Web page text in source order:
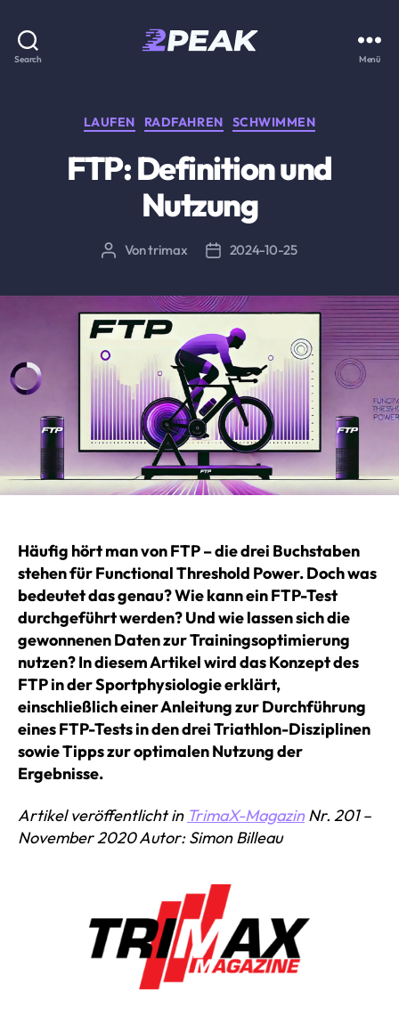
Search Menü
Kategorien
LAUFEN RADFAHREN SCHWIMMEN
FTP: Definition und
Nutzung
Beitragsautor
Vontrimax Beitragsdatum
2024-10-25
Häufig hört man von FTP – die drei Buchstaben
stehen für Functional Threshold Power. Doch was
bedeutet das genau? Wie kann ein FTP-Test
durchgeführt werden? Und wie lassen sich die
gewonnenen Daten zur Trainingsoptimierung
nutzen? In diesem Artikel wird das Konzept des
FTP in der Sportphysiologie erklärt,
einschließlich einer Anleitung zur Durchführung
eines FTP-Tests in den drei Triathlon-Disziplinen
sowie Tipps zur optimalen Nutzung der
Ergebnisse.
Artikel veröffentlicht in TrimaX-MagazinNr. 201 –
November 2020 Autor: Simon Billeau